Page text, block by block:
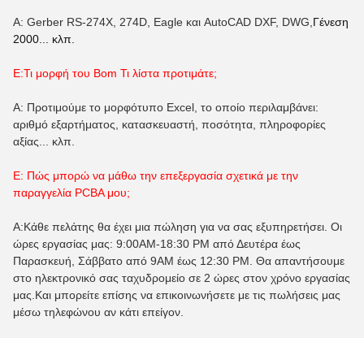
Α: Gerber RS-274X, 274D, Eagle και AutoCAD DXF, DWG, Γένεση
2000... κλπ.
Ε:Τι μορφή του Βom Τι λίστα προτιμάτε;
Α: Προτιμούμε το μορφότυπο Excel, το οποίο περιλαμβάνει:
αριθμό εξαρτήματος, κατασκευαστή, ποσότητα, πληροφορίες
αξίας... κλπ.
Ε: Πώς μπορώ να μάθω την επεξεργασία σχετικά με την
παραγγελία PCBA μου;
Α:Κάθε πελάτης θα έχει μια πώληση για να σας εξυπηρετήσει. Οι
ώρες εργασίας μας: 9:00AM-18:30 PM από Δευτέρα έως
Παρασκευή, Σάββατο από 9AM έως 12:30 PM. Θα απαντήσουμε
στο ηλεκτρονικό σας ταχυδρομείο σε 2 ώρες στον χρόνο εργασίας
μας.Και μπορείτε επίσης να επικοινωνήσετε με τις πωλήσεις μας
μέσω τηλεφώνου αν κάτι επείγον.